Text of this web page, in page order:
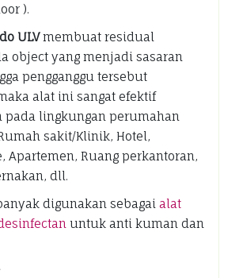
).
ULVmembuat residual
object yang menjadi sasaran
pengganggu tersebut
alat ini sangat efektif
lingkungan perumahan
sakit/Klinik, Hotel,
Apartemen, Ruang perkantoran,
dll.
digunakan sebagai alat
untuk anti kuman dan